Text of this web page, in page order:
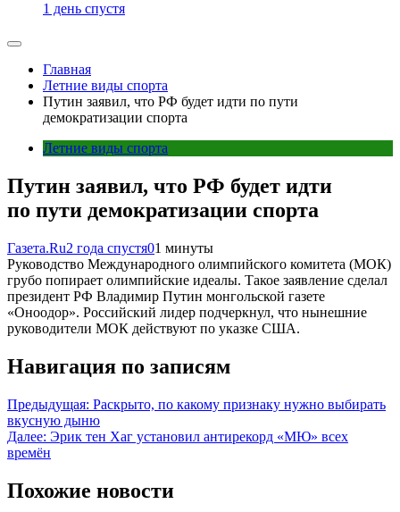
1 день спустя
Главная
Летние виды спорта
Путин заявил, что РФ будет идти по пути
демократизации спорта
Летние виды спорта
Путин заявил, что РФ будет идти
по пути демократизации спорта
Газета.Ru2 года спустя01 минуты
Руководство Международного олимпийского комитета (МОК)
грубо попирает олимпийские идеалы. Такое заявление сделал
президент РФ Владимир Путин монгольской газете
«Оноодор». Российский лидер подчеркнул, что нынешние
руководители МОК действуют по указке США.
Навигация по записям
Предыдущая: Раскрыто, по какому признаку нужно выбирать
вкусную дыню
Далее: Эрик тен Хаг установил антирекорд «МЮ» всех
времён
Похожие новости